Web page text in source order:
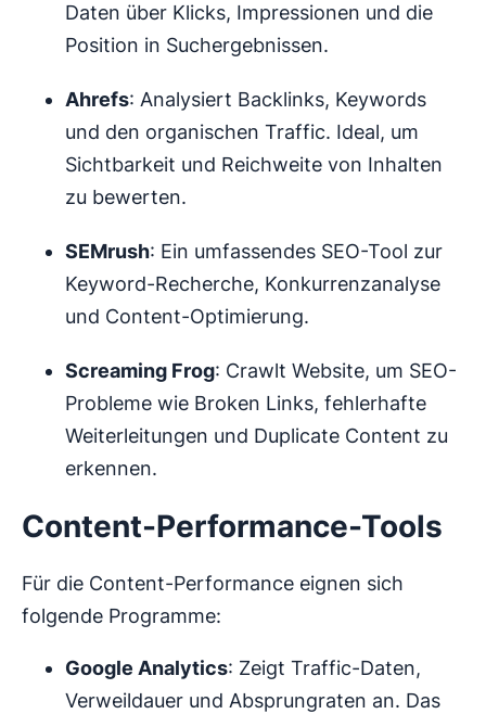
Daten über Klicks, Impressionen und die
Position in Suchergebnissen.
Ahrefs: Analysiert Backlinks, Keywords
und den organischen Traffic. Ideal, um
Sichtbarkeit und Reichweite von Inhalten
zu bewerten.
SEMrush: Ein umfassendes SEO-Tool zur
Keyword-Recherche, Konkurrenzanalyse
und Content-Optimierung.
Screaming Frog: Crawlt Website, um SEO-
Probleme wie Broken Links, fehlerhafte
Weiterleitungen und Duplicate Content zu
erkennen.
Content-Performance-Tools
Für die Content-Performance eignen sich
folgende Programme:
Google Analytics: Zeigt Traffic-Daten,
Verweildauer und Absprungraten an. Das